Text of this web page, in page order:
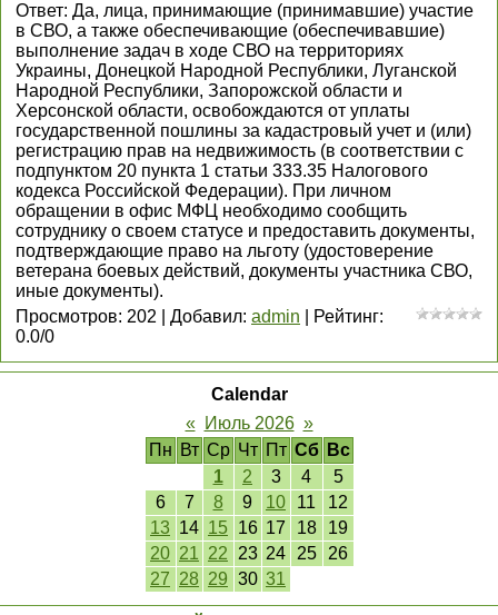
Ответ: Да, лица, принимающие (принимавшие) участие
в СВО, а также обеспечивающие (обеспечивавшие)
выполнение задач в ходе СВО на территориях
Украины, Донецкой Народной Республики, Луганской
Народной Республики, Запорожской области и
Херсонской области, освобождаются от уплаты
государственной пошлины за кадастровый учет и (или)
регистрацию прав на недвижимость (в соответствии с
подпунктом 20 пункта 1 статьи 333.35 Налогового
кодекса Российской Федерации). При личном
обращении в офис МФЦ необходимо сообщить
сотруднику о своем статусе и предоставить документы,
подтверждающие право на льготу (удостоверение
ветерана боевых действий, документы участника СВО,
иные документы).
Просмотров: 202 Добавил: admin Рейтинг:
0.0/0
Calendar
«
Июль 2026 »
Пн Вт Ср Чт Пт Сб
Вс
1
2 3 4
5
6
7 8 9 10 11
12
13 14 15 16 17 18
19
20 21 22 23 24 25
26
27 28 29 30 31